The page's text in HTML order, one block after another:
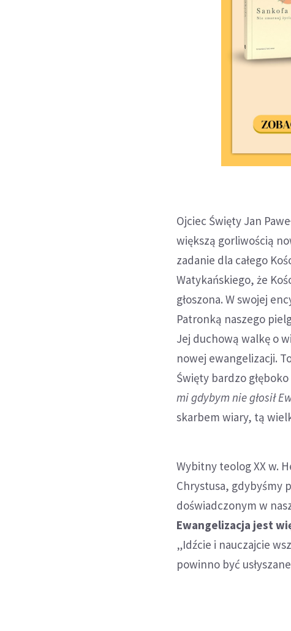
Ojciec Święty Jan
większą gorliwością
zadanie dla całego
Watykańskiego, że
głoszona. W swojej
Patronką naszego
Jej duchową walkę o
nowej ewangelizacji.
Święty bardzo głęboko
mi gdybym nie głosił
skarbem wiary, tą
Wybitny teolog XX w.
Chrystusa, gdybyśmy
doświadczonym w
Ewangelizacja jest
„Idźcie i nauczajcie
powinno być